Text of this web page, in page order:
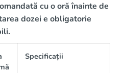
cu o oră înainte de
dozei e obligatorie
Specificații